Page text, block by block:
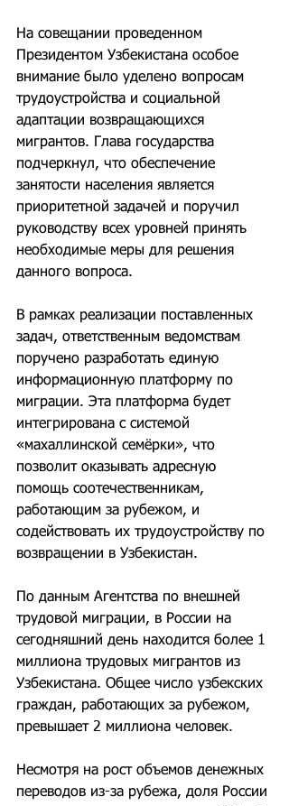
На совещании проведенном
Президентом Узбекистана особое
внимание было уделено вопросам
трудоустройства и социальной
адаптации возвращающихся
мигрантов. Глава государства
подчеркнул, что обеспечение
занятости населения является
приоритетной задачей и поручил
руководству всех уровней принять
необходимые меры для решения
данного вопроса.
В рамках реализации поставленных
задач, ответственным ведомствам
поручено разработать единую
информационную платформу по
миграции. Эта платформа будет
интегрирована с системой
«махаллинской семёрки», что
позволит оказывать адресную
помощь соотечественникам,
работающим за рубежом, и
содействовать их трудоустройству по
возвращении в Узбекистан.
По данным Агентства по внешней
трудовой миграции, в России на
сегодняшний день находится более 1
миллиона трудовых мигрантов из
Узбекистана. Общее число узбекских
граждан, работающих за рубежом,
превышает 2 миллиона человек.
Несмотря на рост объемов денежных
переводов из-за рубежа, доля России